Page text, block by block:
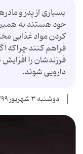
بسیاری از پدر و
خود هستند به
کردن مواد غذایی
فراهم کنند چراکه
فرزندشان را
دارویی شوند.
دوشنبه ۳ شهریور ۱۳۹۹ - ۰۰:۰۰